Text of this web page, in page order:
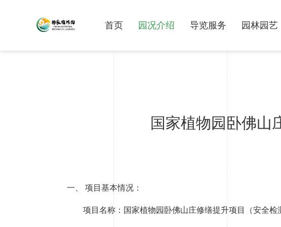
首页 园况介绍 导览服务 园林园艺
国家植物园卧佛山
一、 项目基本情况：
项目名称：国家植物园卧佛山庄修缮提升项目（安全检